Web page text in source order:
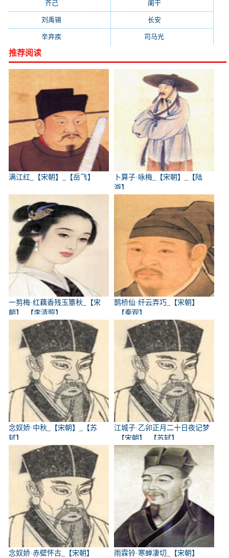
齐己(781) 阑干(723)
刘禹锡 长安(695)
辛弃疾 司马光
推荐阅读
满江红_【宋朝】_【岳飞】
卜算子·咏梅_【宋朝】_【陆
游】
一剪梅·红藕香残玉簟秋_【宋
朝】_【李清照】
鹊桥仙·纤云弄巧_【宋朝】
_【秦观】
念奴娇·中秋_【宋朝】_【苏
轼】
江城子·乙卯正月二十日夜记梦
_【宋朝】_【苏轼】
念奴娇·赤壁怀古_【宋朝】
雨霖铃·寒蝉凄切_【宋朝】